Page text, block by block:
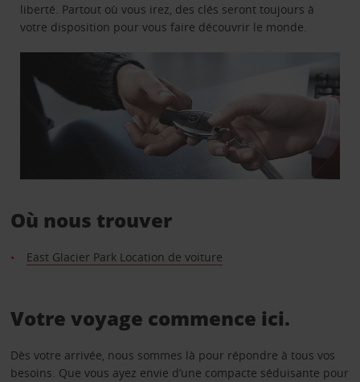
liberté. Partout où vous irez, des clés seront toujours à
votre disposition pour vous faire découvrir le monde.
Où nous trouver
East Glacier Park Location de voiture
Votre voyage commence ici.
Dès votre arrivée, nous sommes là pour répondre à tous vos
besoins. Que vous ayez envie d’une compacte séduisante pour